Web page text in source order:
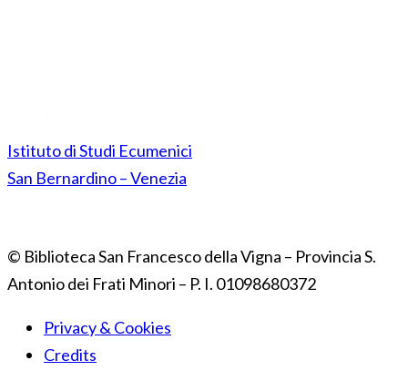
Istituto di Studi Ecumenici
San Bernardino – Venezia
© Biblioteca San Francesco della Vigna – Provincia S.
Antonio dei Frati Minori – P. I. 01098680372
Privacy & Cookies
Credits